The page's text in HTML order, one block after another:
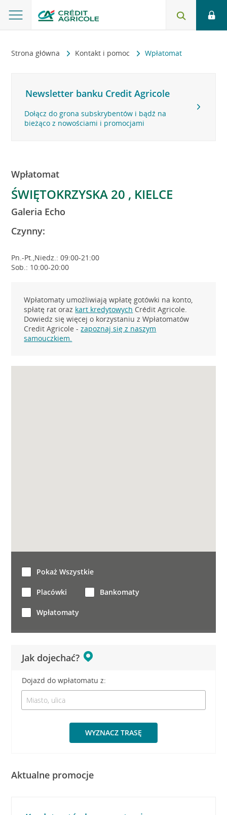
Strona główna Kontakt i pomoc Wpłatomat
Newsletter banku Credit Agricole
Dołącz do grona subskrybentów i bądź na
bieżąco z nowościami i promocjami
Wpłatomat
ŚWIĘTOKRZYSKA 20 , KIELCE
Galeria Echo
Czynny:
Pn.-Pt.,Niedz.: 09:00-21:00
Sob.: 10:00-20:00
Wpłatomaty umożliwiają wpłatę gotówki na konto,
spłatę rat oraz kart kredytowych Crédit Agricole.
Dowiedz się więcej o korzystaniu z Wpłatomatów
Credit Agricole -zapoznaj się z naszym
samouczkiem.
Jak dojechać?
Dojazd do wpłatomatu z:
WYZNACZ TRASĘ
Pokaż Wszystkie
Placówki Bankomaty
Wpłatomaty
Aktualne promocje